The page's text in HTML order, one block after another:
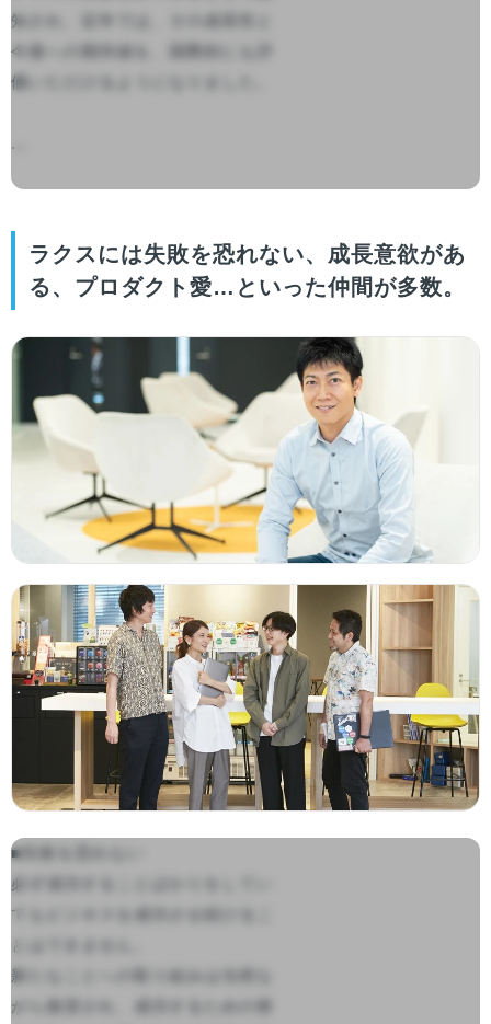
知され、近年では、その成長性と
今後への期待値を、国際的にも評
価いただけるようになりました。
...
ラクスには失敗を恐れない、成長意欲があ
る、プロダクト愛…といった仲間が多数。
■失敗を恐れない
必ず成功することばかりをしてい
てもビジネスを成功させ続けるこ
とはできません。
新たなことへの取り組みは当然な
がら推奨され、成功するための努